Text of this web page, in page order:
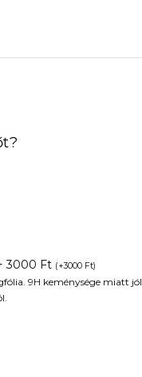
3000 Ft (+3000 Ft)
9H keménysége miatt jól